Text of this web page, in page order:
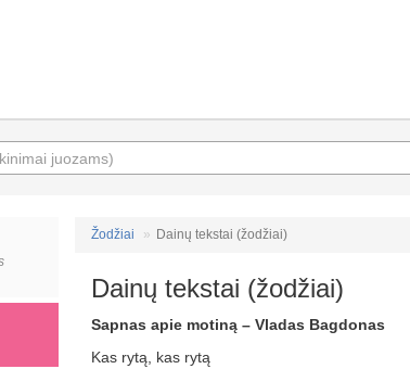
Žodžiai Dainų tekstai (žodžiai)
Dainų tekstai (žodžiai)
Sapnas apie motiną – Vladas Bagdonas
Kas rytą, kas rytą